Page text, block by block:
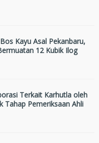
Kayu Asal Pekanbaru,
12 Kubik Ilog
Terkait Karhutla oleh
Tahap Pemeriksaan Ahli